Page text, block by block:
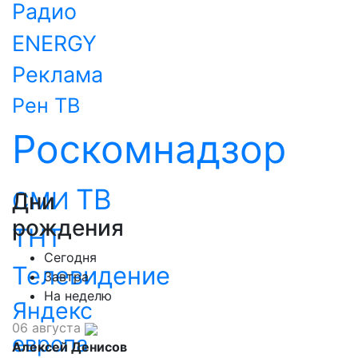
Радио
ENERGY
Реклама
Рен ТВ
Роскомнадзор
СМИ ТВ
ТНТ
Телевидение
Яндекс
европа
Дни
рождения
Сегодня
Завтра
На неделю
06 августа
Алексей Денисов